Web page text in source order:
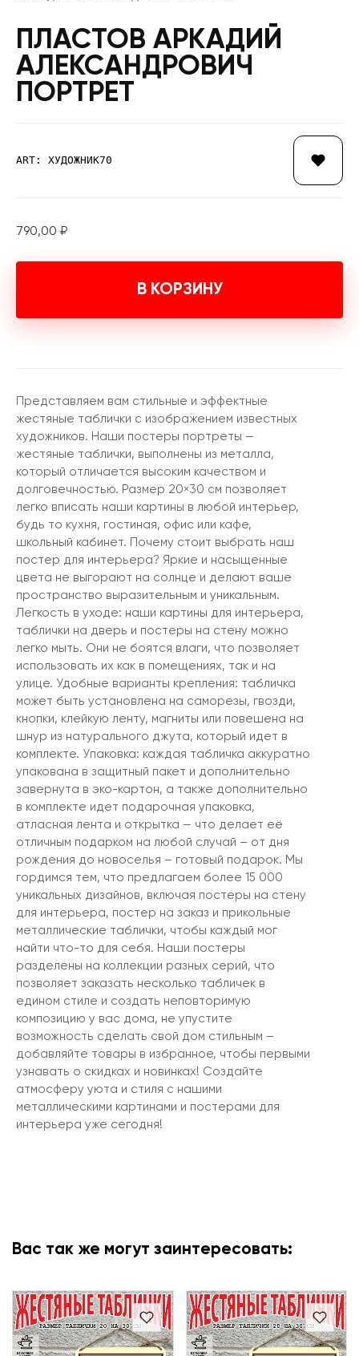
ПЛАСТОВ АРКАДИЙ
АЛЕКСАНДРОВИЧ
ПОРТРЕТ
ART: ХУДОЖНИК70
790,00 ₽
В КОРЗИНУ
Представляем вам стильные и эффектные
жестяные таблички с изображением известных
художников. Наши постеры портреты —
жестяные таблички, выполнены из металла,
который отличается высоким качеством и
долговечностью. Размер 20×30 см позволяет
легко вписать наши картины в любой интерьер,
будь то кухня, гостиная, офис или кафе,
школьный кабинет. Почему стоит выбрать наш
постер для интерьера? Яркие и насыщенные
цвета не выгорают на солнце и делают ваше
пространство выразительным и уникальным.
Легкость в уходе: наши картины для интерьера,
таблички на дверь и постеры на стену можно
легко мыть. Они не боятся влаги, что позволяет
использовать их как в помещениях, так и на
улице. Удобные варианты крепления: табличка
может быть установлена на саморезы, гвозди,
кнопки, клейкую ленту, магниты или повешена на
шнур из натурального джута, который идет в
комплекте. Упаковка: каждая табличка аккуратно
упакована в защитный пакет и дополнительно
завернута в эко-картон, а также дополнительно
в комплекте идет подарочная упаковка,
атласная лента и открытка — что делает её
отличным подарком на любой случай – от дня
рождения до новоселья – готовый подарок. Мы
гордимся тем, что предлагаем более 15 000
уникальных дизайнов, включая постеры на стену
для интерьера, постер на заказ и прикольные
металлические таблички, чтобы каждый мог
найти что-то для себя. Наши постеры
разделены на коллекции разных серий, что
позволяет заказать несколько табличек в
едином стиле и создать неповторимую
композицию у вас дома, не упустите
возможность сделать свой дом стильным –
добавляйте товары в избранное, чтобы первыми
узнавать о скидках и новинках! Создайте
атмосферу уюта и стиля с нашими
металлическими картинами и постерами для
интерьера уже сегодня!
Вас так же могут заинтересовать: